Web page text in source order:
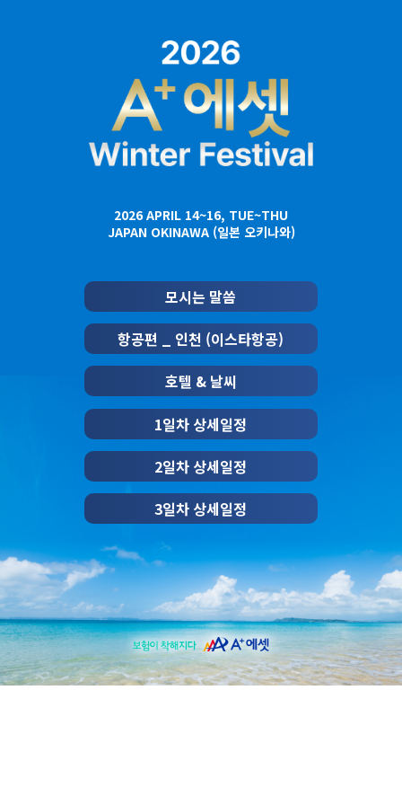
2026 APRIL 14~16, TUE~THU
JAPAN OKINAWA (일본 오키나와)
모시는 말씀
항공편 _ 인천 (이스타항공)
호텔 & 날씨
1일차 상세일정
2일차 상세일정
3일차 상세일정